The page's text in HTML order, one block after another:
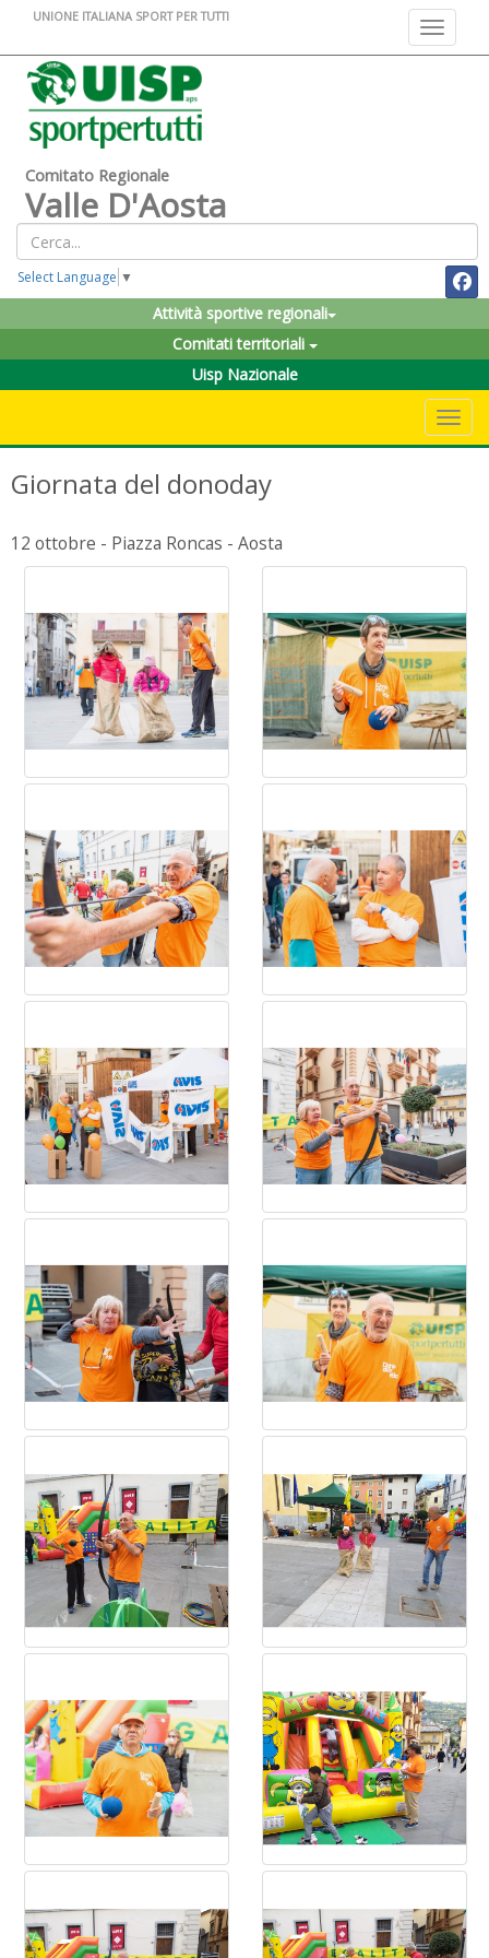
Toggle
UNIONE ITALIANA SPORT PER TUTTI
Comitato Regionale
Valle D'Aosta
Select Language ▼
Attività sportive regionali
Comitati territoriali
Uisp Nazionale
Giornata del donoday
12 ottobre - Piazza Roncas - Aosta